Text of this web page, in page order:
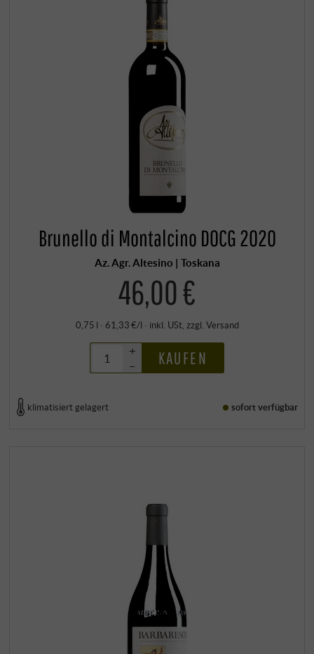
Brunello di Montalcino DOCG 2020
Az. Agr. Altesino | Toskana
46,00 €
0,75 l · 61,33 €/l · inkl. USt, zzgl. Versand
+
–
KAUFEN
klimatisiert gelagert sofort verfügbar